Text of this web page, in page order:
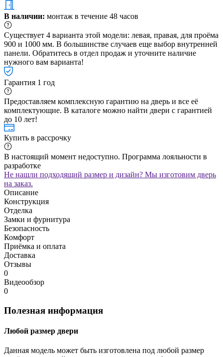
В наличии: монтаж в течение 48 часов
Существует 4 варианта этой модели: левая, правая, для проёма
900 и 1000 мм. В большинстве случаев еще выбор внутренней
панели. Обратитесь в отдел продаж и уточните наличие
нужного вам варианта!
Гарантия 1 год
Предоставляем комплексную гарантию на дверь и все её
комплектующие. В каталоге можно найти двери с гарантией
до 10 лет!
Купить в рассрочку
В настоящий момент недоступно. Программа лояльности в
разработке
Не нашли подходящий размер и дизайн? Мы изготовим дверь
на заказ.
Описание
Конструкция
Отделка
Замки и фурнитура
Безопасность
Комфорт
Приёмка и оплата
Доставка
Отзывы
0
Видеообзор
0
Полезная информация
Любой размер двери
Данная модель может быть изготовлена под любой размер